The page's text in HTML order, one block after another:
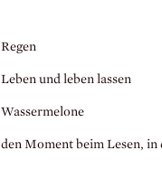
Regen
Leben und leben lassen
Wassermelone
den Moment beim Lesen,